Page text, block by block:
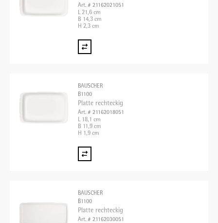
Art. # 21162021051
L 21,6 cm
B 14,3 cm
H 2,3 cm
BAUSCHER
B1100
Platte rechteckig
Art. # 21162018051
L 18,1 cm
B 11,9 cm
H 1,9 cm
BAUSCHER
B1100
Platte rechteckig
Art. # 21162030051